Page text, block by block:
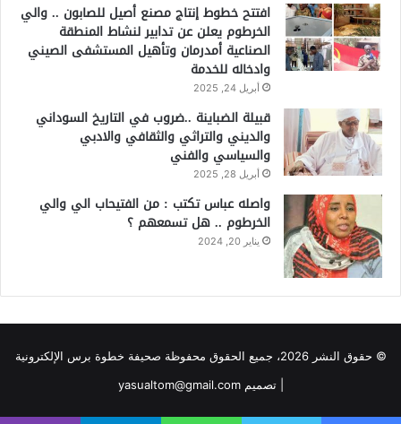
افتتح خطوط إنتاج مصنع أصيل للصابون .. والي
الخرطوم يعلن عن تدابير لنشاط المنطقة
الصناعية أمدرمان وتأهيل المستشفى الصيني
وادخاله للخدمة
أبريل 24, 2025
قبيلة الضباينة ..ضروب في التاريخ السوداني
والديني والتراثي والثقافي والادبي
والسياسي والفني
أبريل 28, 2025
واصله عباس تكتب : من الفتيحاب الي والي
الخرطوم .. هل تسمعهم ؟
يناير 20, 2024
© حقوق النشر 2026، جميع الحقوق محفوظة صحيفة خطوة برس الإلكترونية
| تصميم yasualtom@gmail.com